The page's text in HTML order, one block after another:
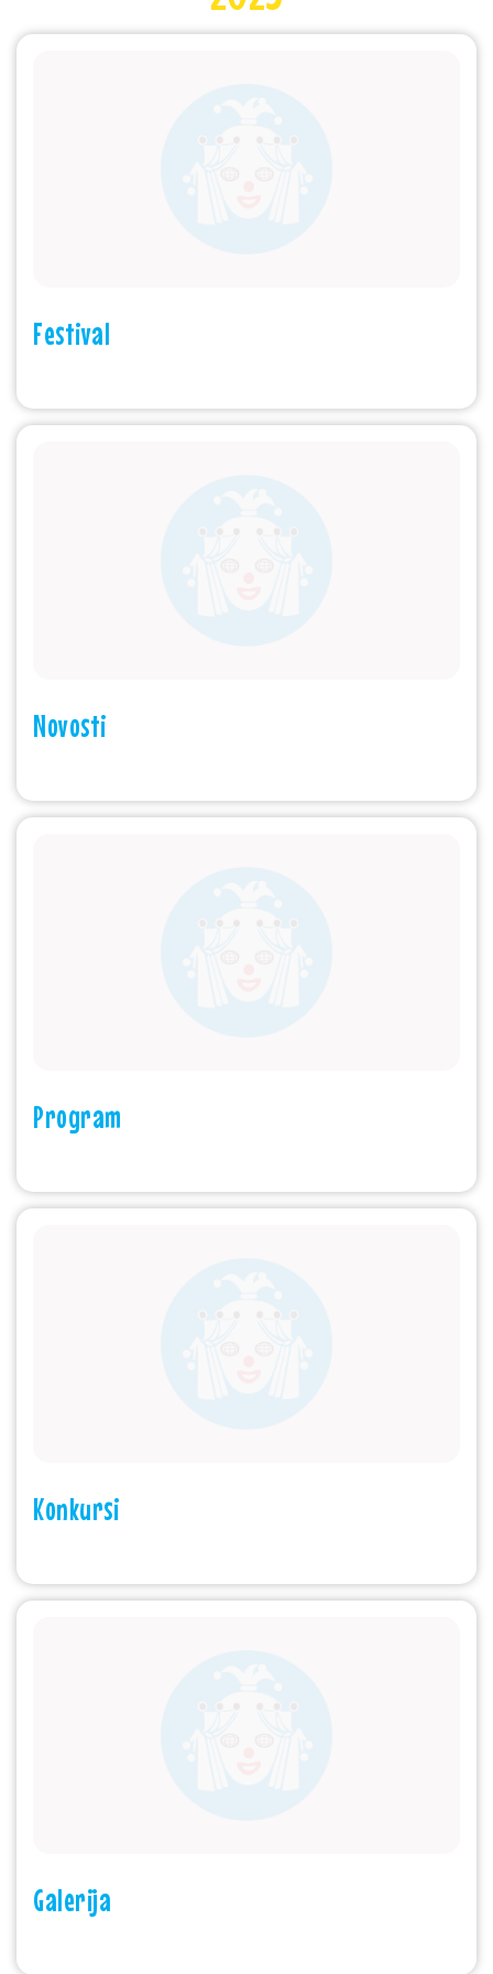
Festival
Novosti
Program
Konkursi
Galerija